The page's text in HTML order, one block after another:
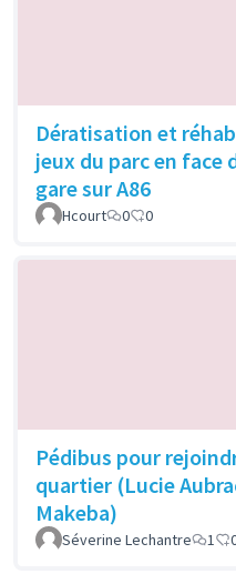
Dératisation et
jeux du parc en face
gare sur A86
Hcourt 0 0
Pédibus pour
quartier (Lucie
Makeba)
Séverine Lechantre 1